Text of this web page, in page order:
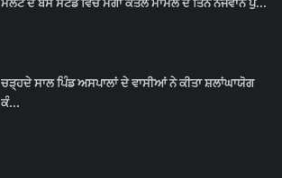
ਚੜ੍ਹਦੇ ਸਾਲ ਪਿੰਡ ਅਸਪਾਲਾਂ ਦੇ ਵਾਸੀਆਂ ਨੇ ਕੀਤਾ ਸ਼ਲਾਂਘਾਯੋਗ
ਕੰ...